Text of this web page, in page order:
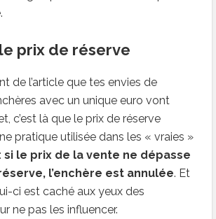
prix de réserve
de l’article que tes envies de
avec un unique euro vont
c’est là que le prix de réserve
pratique utilisée dans les « vraies »
si le prix de la vente ne dépasse
l’enchère est annulée. Et
ci est caché aux yeux des
ne pas les influencer.